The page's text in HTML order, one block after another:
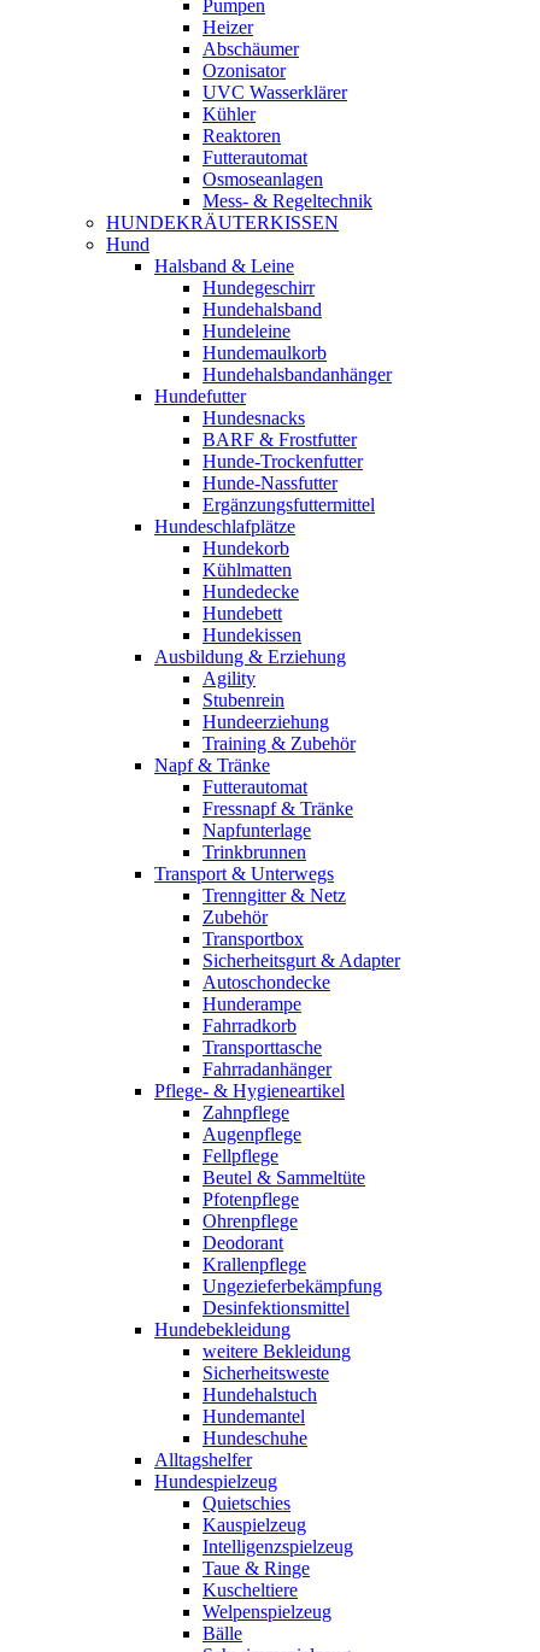
Pumpen
Heizer
Abschäumer
Ozonisator
UVC Wasserklärer
Kühler
Reaktoren
Futterautomat
Osmoseanlagen
Mess- & Regeltechnik
HUNDEKRÄUTERKISSEN
Hund
Halsband & Leine
Hundegeschirr
Hundehalsband
Hundeleine
Hundemaulkorb
Hundehalsbandanhänger
Hundefutter
Hundesnacks
BARF & Frostfutter
Hunde-Trockenfutter
Hunde-Nassfutter
Ergänzungsfuttermittel
Hundeschlafplätze
Hundekorb
Kühlmatten
Hundedecke
Hundebett
Hundekissen
Ausbildung & Erziehung
Agility
Stubenrein
Hundeerziehung
Training & Zubehör
Napf & Tränke
Futterautomat
Fressnapf & Tränke
Napfunterlage
Trinkbrunnen
Transport & Unterwegs
Trenngitter & Netz
Zubehör
Transportbox
Sicherheitsgurt & Adapter
Autoschondecke
Hunderampe
Fahrradkorb
Transporttasche
Fahrradanhänger
Pflege- & Hygieneartikel
Zahnpflege
Augenpflege
Fellpflege
Beutel & Sammeltüte
Pfotenpflege
Ohrenpflege
Deodorant
Krallenpflege
Ungezieferbekämpfung
Desinfektionsmittel
Hundebekleidung
weitere Bekleidung
Sicherheitsweste
Hundehalstuch
Hundemantel
Hundeschuhe
Alltagshelfer
Hundespielzeug
Quietschies
Kauspielzeug
Intelligenzspielzeug
Taue & Ringe
Kuscheltiere
Welpenspielzeug
Bälle